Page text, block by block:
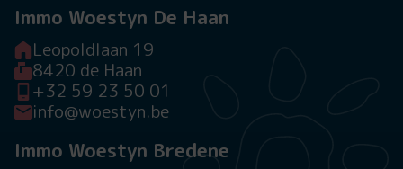
Immo Woestyn De Haan
Leopoldlaan 19
8420 de Haan
+32 59 23 50 01
info@woestyn.be
Immo Woestyn Bredene